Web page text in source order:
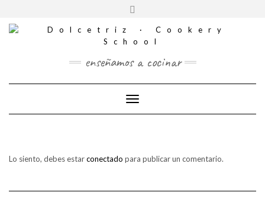
contenido
CONTACTO
SOCIALEScabecera
enseñamos a cocinar
Cambiar modo de navegación
Lo siento, debes estarconectado para publicar un comentario.